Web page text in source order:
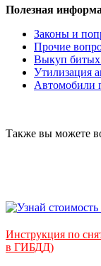
Полезная
Законы и
Прочие
Выкуп битых
Утилизация
Автомобили
Также вы можете
Инструкция по
в ГИБДД)